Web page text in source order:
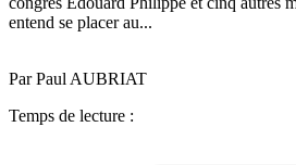
entend se placer au...
Par Paul AUBRIAT
Temps de lecture :